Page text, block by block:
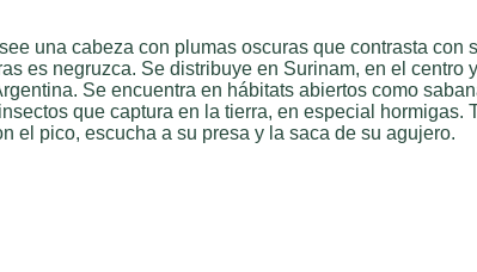
una cabeza con plumas oscuras que contrasta
es negruzca. Se distribuye en Surinam, en el
Se encuentra en hábitats abiertos como
que captura en la tierra, en especial
el pico, escucha a su presa y la saca de su agujero.